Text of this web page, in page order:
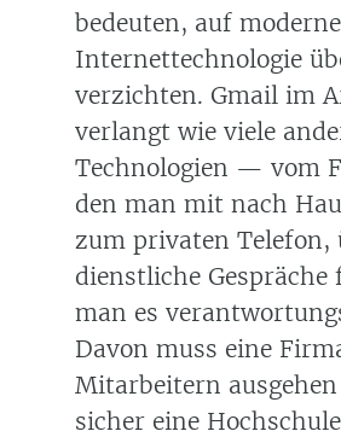
bedeuten, auf
Internettechnologie
verzichten. Gmail im
verlangt wie viele
Technologien — vom
den man mit nach
zum privaten Telefon,
dienstliche
man es
Davon muss eine
Mitarbeitern
sicher eine